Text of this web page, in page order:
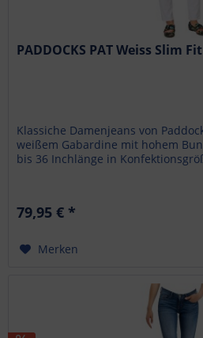
PADDOCKS PAT Weiss Slim Fit
Klassiche Damenjeans von
weißem Gabardine mit hohem
bis 36 Inchlänge in
79,95 € *
Merken